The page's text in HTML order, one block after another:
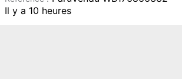
Il y a 10 heures